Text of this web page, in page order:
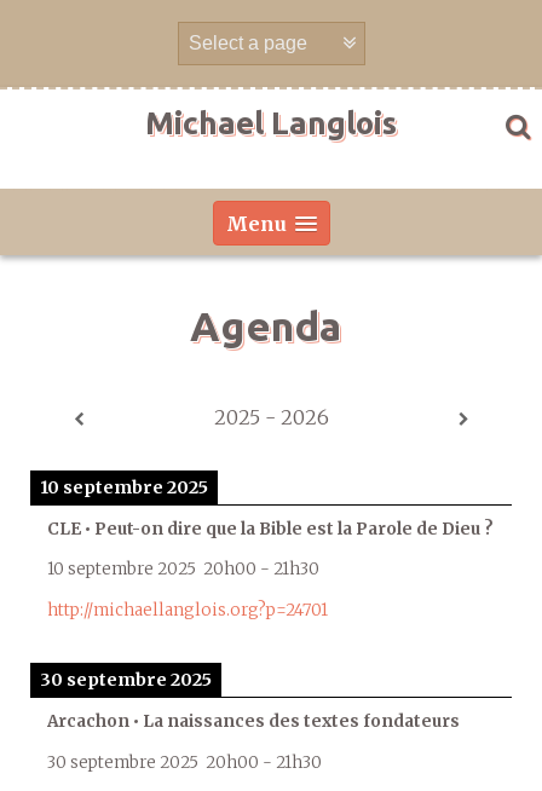
Michael Langlois
Menu
Agenda
2025 - 2026
10 septembre 2025
CLE • Peut-on dire que la Bible est la Parole de Dieu ?
10 septembre 2025 20h00 - 21h30
http://michaellanglois.org?p=24701
30 septembre 2025
Arcachon • La naissances des textes fondateurs
30 septembre 2025 20h00 - 21h30